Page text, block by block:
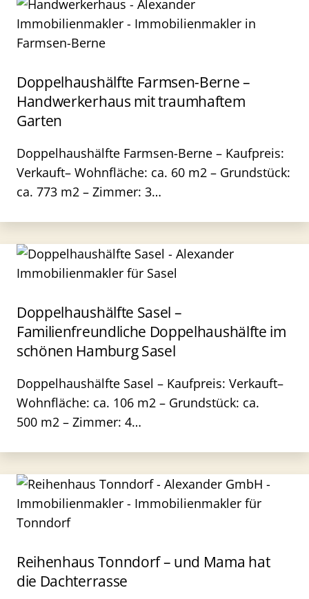
Doppelhaushälfte Farmsen-Berne –
Handwerkerhaus mit traumhaftem
Garten
Doppelhaushälfte Farmsen-Berne – Kaufpreis:
Verkauft– Wohnfläche: ca. 60 m2 – Grundstück:
ca. 773 m2 – Zimmer: 3…
Doppelhaushälfte Sasel –
Familienfreundliche Doppelhaushälfte im
schönen Hamburg Sasel
Doppelhaushälfte Sasel – Kaufpreis: Verkauft–
Wohnfläche: ca. 106 m2 – Grundstück: ca.
500 m2 – Zimmer: 4…
Reihenhaus Tonndorf – und Mama hat
die Dachterrasse